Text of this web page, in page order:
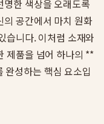
명한 색상을 오래도록
공간에서 마치 원화
습니다. 이처럼 소재와
제품을 넘어 하나의 **
완성하는 핵심 요소입